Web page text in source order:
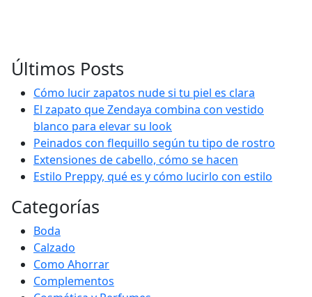
Últimos Posts
Cómo lucir zapatos nude si tu piel es clara
El zapato que Zendaya combina con vestido
blanco para elevar su look
Peinados con flequillo según tu tipo de rostro
Extensiones de cabello, cómo se hacen
Estilo Preppy, qué es y cómo lucirlo con estilo
Categorías
Boda
Calzado
Como Ahorrar
Complementos